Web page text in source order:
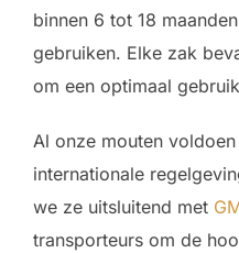
binnen 6 tot 18
gebruiken. Elke zak
om een optimaal
Al onze mouten
internationale
we ze uitsluitend met
transporteurs om de